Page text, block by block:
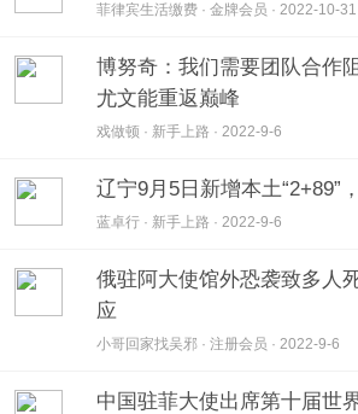
菲律宾生活缴费 · 金牌会员 · 2022-10-31
博努奇：我们需要团队合作
尤文能重返巅峰
戏做顿 · 新手上路 · 2022-9-6
辽宁9月5日新增本土“2+89”
蓝卓行 · 新手上路 · 2022-9-6
俄驻阿大使馆外恐袭致多人
应
小哥回家找吴邪 · 注册会员 · 2022-9-6
中国驻菲大使出席第十届世